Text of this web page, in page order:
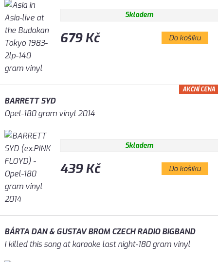
Skladem
679 Kč Do košíku
BARRETT SYD
Opel-180 gram vinyl 2014
Skladem
439 Kč Do košíku
AKČNÍ CENA
BÁRTA DAN & GUSTAV BROM CZECH RADIO BIGBAND
I killed this song at karaoke last night-180 gram vinyl